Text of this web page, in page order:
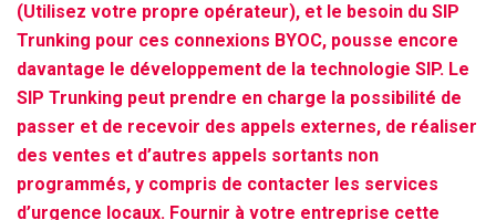
(Utilisez votre propre opérateur), et le besoin du SIP
Trunking pour ces connexions BYOC, pousse encore
davantage le développement de la technologie SIP. Le
SIP Trunking peut prendre en charge la possibilité de
passer et de recevoir des appels externes, de réaliser
des ventes et d’autres appels sortants non
programmés, y compris de contacter les services
d’urgence locaux. Fournir à votre entreprise cette